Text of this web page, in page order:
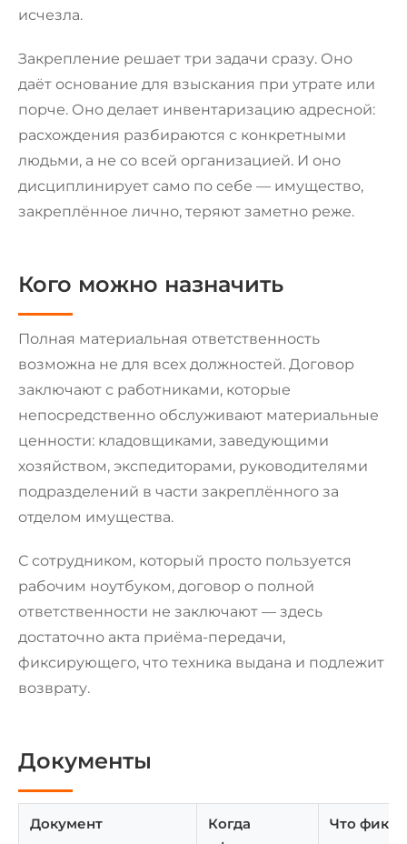
исчезла.
Закрепление решает три задачи сразу. Оно
даёт основание для взыскания при утрате или
порче. Оно делает инвентаризацию адресной:
расхождения разбираются с конкретными
людьми, а не со всей организацией. И оно
дисциплинирует само по себе — имущество,
закреплённое лично, теряют заметно реже.
Кого можно назначить
Полная материальная ответственность
возможна не для всех должностей. Договор
заключают с работниками, которые
непосредственно обслуживают материальные
ценности: кладовщиками, заведующими
хозяйством, экспедиторами, руководителями
подразделений в части закреплённого за
отделом имущества.
С сотрудником, который просто пользуется
рабочим ноутбуком, договор о полной
ответственности не заключают — здесь
достаточно акта приёма-передачи,
фиксирующего, что техника выдана и подлежит
возврату.
Документы
Документ
Когда
Что